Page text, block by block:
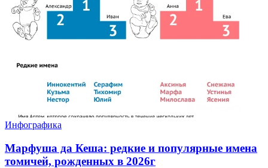
Инфографика
Марфуша да Кеша: редкие и популярные имена
томичей, рожденных в 2026г